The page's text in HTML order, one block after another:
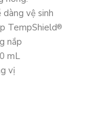
vệ sinh
TempShield®️
nắp
mL
vị